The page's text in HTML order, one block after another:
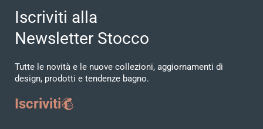
Iscriviti alla
Newsletter Stocco
Tutte le novità e le nuove collezioni, aggiornamenti di
design, prodotti e tendenze bagno.
Iscriviti